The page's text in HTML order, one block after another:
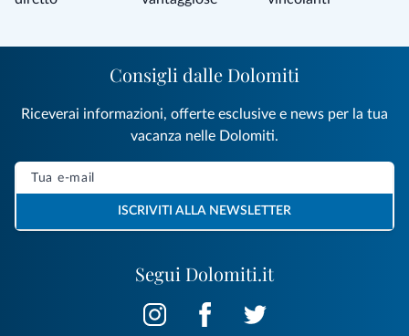
Segui Dolomiti.it
Consigli dalle Dolomiti
Riceverai informazioni, offerte esclusive e news per la tua
vacanza nelle Dolomiti.
ISCRIVITI ALLA NEWSLETTER